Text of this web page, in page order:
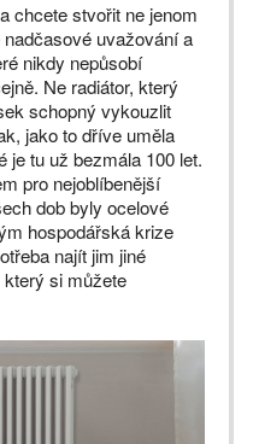
chcete stvořit ne jenom
nadčasové uvažování a
nikdy nepůsobí
Ne radiátor, který
schopný vykouzlit
jako to dříve uměla
je tu už bezmála 100 let.
pro nejoblíbenější
dob byly ocelové
hospodářská krize
najít jim jiné
který si můžete